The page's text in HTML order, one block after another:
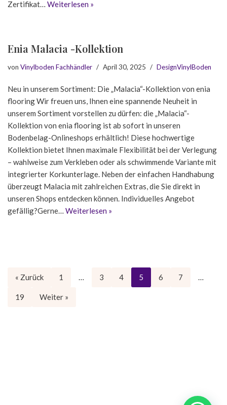
Zertifikat… Weiterlesen »
Enia Malacia -Kollektion
von Vinylboden Fachhändler April 30, 2025 DesignVinylBoden
Neu in unserem Sortiment: Die „Malacia“-Kollektion von enia
flooring Wir freuen uns, Ihnen eine spannende Neuheit in
unserem Sortiment vorstellen zu dürfen: die „Malacia“-
Kollektion von enia flooring ist ab sofort in unseren
Bodenbelag-Onlineshops erhältlich! Diese hochwertige
Kollektion bietet Ihnen maximale Flexibilität bei der Verlegung
– wahlweise zum Verkleben oder als schwimmende Variante mit
integrierter Korkunterlage. Neben der einfachen Handhabung
überzeugt Malacia mit zahlreichen Extras, die Sie direkt in
unseren Shops entdecken können. Individuelles Angebot
gefällig?Gerne… Weiterlesen »
« Zurück 1 … 3 4 5 6 7 …
19 Weiter »